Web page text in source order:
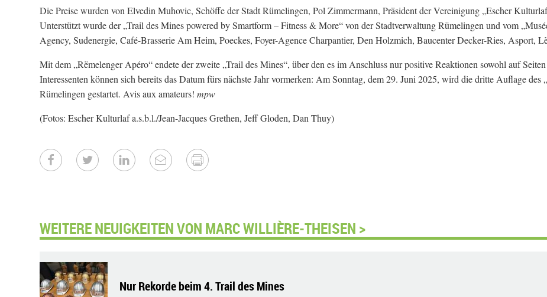
Die Preise wurden von Elvedin Muhovic, Schöffe der Stadt Rümelingen, Pol Zimmermann, Präsident der Vereinigung „Escher
Unterstützt wurde der „Trail des Mines powered by Smartform – Fitness & More“ von der Stadtverwaltung Rümelingen und vom
Agency, Sudenergie, Café-Brasserie Am Heim, Poeckes, Foyer-Agence Charpantier, Den Holzmich, Baucenter Decker-Ries, Asport,
Mit dem „Rëmelenger Apéro“ endete der zweite „Trail des Mines“, über den es im Anschluss nur positive Reaktionen sowohl auf
Interessenten können sich bereits das Datum fürs nächste Jahr vormerken: Am Sonntag, dem 29. Juni 2025, wird die dritte Auflage des
Rümelingen gestartet. Avis aux amateurs! mpw
(Fotos: Escher Kulturlaf a.s.b.l./Jean-Jacques Grethen, Jeff Gloden, Dan Thuy)
WEITERE NEUIGKEITEN VON MARC WILLIÈRE-THEISEN >
Nur Rekorde beim 4. Trail des Mines